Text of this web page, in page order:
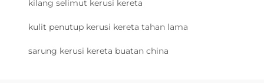
kilang selimut kerusi kereta
kulit penutup kerusi kereta tahan lama
sarung kerusi kereta buatan china